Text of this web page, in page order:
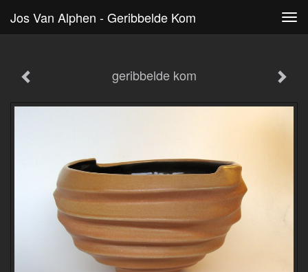
Jos Van Alphen - Geribbelde Kom
geribbelde kom